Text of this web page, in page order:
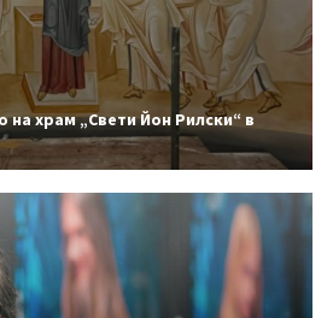
на храм „Свети Йон Рилски“ в